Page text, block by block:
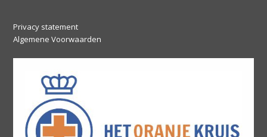
Privacy statement
Algemene Voorwaarden